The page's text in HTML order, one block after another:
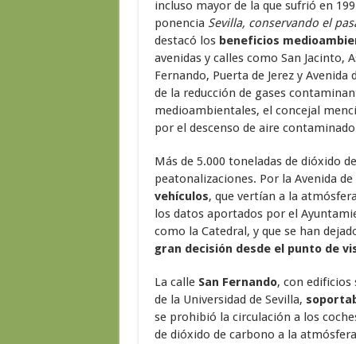
incluso mayor de la que sufrió en
ponencia Sevilla, conservando el
destacó los beneficios
avenidas y calles como San Jacinto,
Fernando, Puerta de Jerez y
de la reducción de gases
medioambientales, el concejal
por el descenso de aire
Más de 5.000 toneladas de dióxido
peatonalizaciones. Por la Avenida de
vehículos, que vertían a la
los datos aportados por el
como la Catedral, y que se han
gran decisión desde el punto de
La calle San Fernando, con edificios
de la Universidad de Sevilla,
se prohibió la circulación a los
de dióxido de carbono a la